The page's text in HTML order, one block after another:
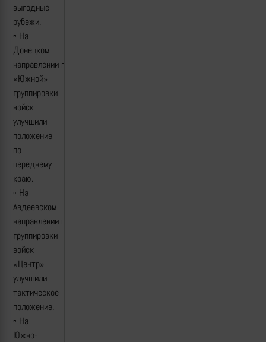
выгодные
рубежи.
▫️ На
Донецком
направлении подразделения
«Южной»
группировки
войск
улучшили
положение
по
переднему
краю.
▫️ На
Авдеевском
направлении подразделения
группировки
войск
«Центр»
улучшили
тактическое
положение.
▫️ На
Южно-